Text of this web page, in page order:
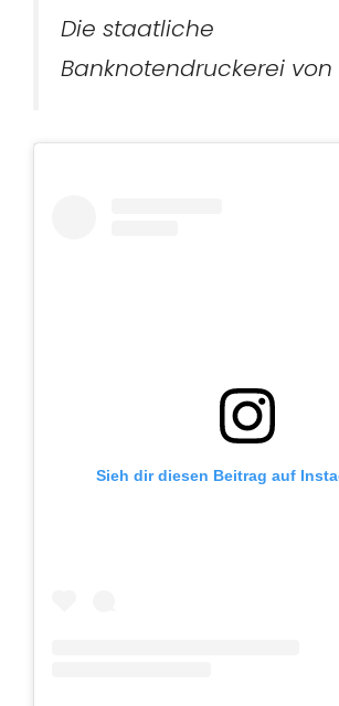
Die staatliche
Banknotendruckerei
Sieh dir diesen Beitrag auf